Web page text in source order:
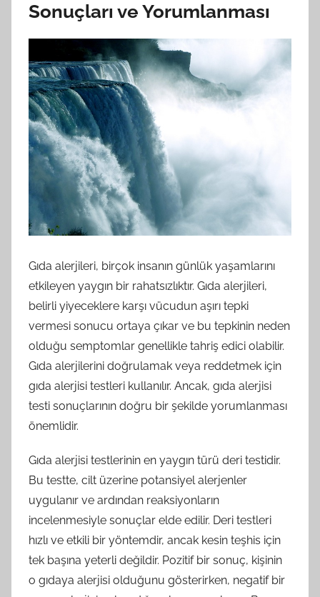
Sonuçları ve Yorumlanması
Gıda alerjileri, birçok insanın günlük yaşamlarını
etkileyen yaygın bir rahatsızlıktır. Gıda alerjileri,
belirli yiyeceklere karşı vücudun aşırı tepki
vermesi sonucu ortaya çıkar ve bu tepkinin neden
olduğu semptomlar genellikle tahriş edici olabilir.
Gıda alerjilerini doğrulamak veya reddetmek için
gıda alerjisi testleri kullanılır. Ancak, gıda alerjisi
testi sonuçlarının doğru bir şekilde yorumlanması
önemlidir.
Gıda alerjisi testlerinin en yaygın türü deri testidir.
Bu testte, cilt üzerine potansiyel alerjenler
uygulanır ve ardından reaksiyonların
incelenmesiyle sonuçlar elde edilir. Deri testleri
hızlı ve etkili bir yöntemdir, ancak kesin teşhis için
tek başına yeterli değildir. Pozitif bir sonuç, kişinin
o gıdaya alerjisi olduğunu gösterirken, negatif bir